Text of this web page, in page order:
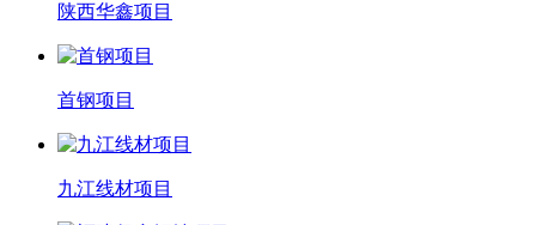
陕西华鑫项目
首钢项目
九江线材项目